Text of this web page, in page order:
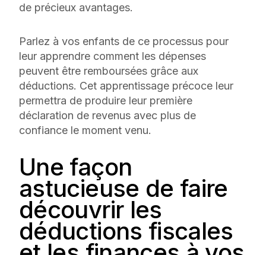
de précieux avantages.
Parlez à vos enfants de ce processus pour
leur apprendre comment les dépenses
peuvent être remboursées grâce aux
déductions. Cet apprentissage précoce leur
permettra de produire leur première
déclaration de revenus avec plus de
confiance le moment venu.
Une façon
astucieuse de faire
découvrir les
déductions fiscales